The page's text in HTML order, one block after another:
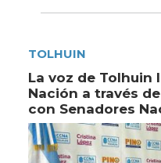
TOLHUIN
La voz de Tolhuin
Nación a través
con Senadores